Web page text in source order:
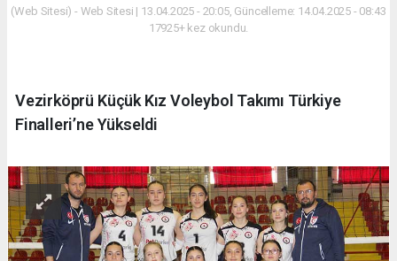
(Web Sitesi) - Web Sitesi | 13.04.2025 - 20:05, Güncelleme: 14.04.2025 - 08:43
17925+ kez okundu.
Vezirköprü Küçük Kız Voleybol Takımı Türkiye
Finalleri’ne Yükseldi